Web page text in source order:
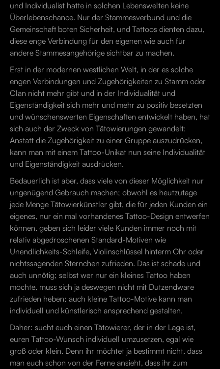
und Individualist hatte in solchen Lebenswelten keine
Überlebenschance. Nur der Stammesverbund und die
Gemeinschaft boten Sicherheit, und Tattoos dienten dazu,
diese enge Verbindung für den eigenen wie auch für
andere Stammesangehörige sichtbar zu machen.
Erst in der modernen westlichen Welt, in der es solche
engen Verbindungen und Zugehörigkeiten zu Stamm oder
Clan nicht mehr gibt und in der Individualität und
Eigenständigkeit sich mehr und mehr zu positiv besetzten
und wünschenswerten Eigenschaften entwickelt haben, hat
sich auch der Zweck von Tätowierungen gewandelt:
Anstatt die Zugehörigkeit zu einer Gruppe auszudrücken,
kann man mit einem Tattoo-Unikat nun seine Individualität
und Eigenständigkeit ausdrücken.
Bedauerlich ist aber, dass viele von dieser Möglichkeit nur
ungenügend Gebrauch machen; obwohl es heutzutage
jede Menge Tätowierkünstler gibt, die für jeden Kunden ein
eigenes, nur ein mal vorhandenes Tattoo-Design entwerfen
können, geben sich leider viele Kunden immer noch mit
relativ abgedroschenen Standard-Motiven wie
Unendlichkeits-Schleife, Violinschlüssel hinterm Ohr oder
nichtssagenden Sternchen zufrieden. Das ist schade und
auch unnötig; selbst wer nur ein kleines Tattoo haben
möchte, muss sich ja deswegen nicht mit Dutzendware
zufrieden heben; auch kleine Tattoo-Motive kann man
individuell und künstlerisch ansprechend gestalten.
Daher: sucht euch einen Tätowierer, der in der Lage ist,
euren Tattoo-Wunsch individuell umzusetzen, egal wie
groß oder klein. Denn ihr möchtet ja bestimmt nicht, dass
man euch schon von der Ferne ansieht, dass ihr zum